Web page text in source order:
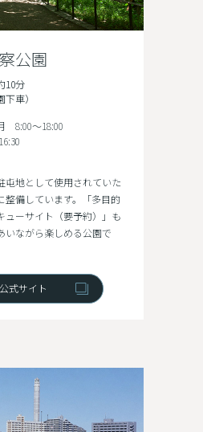
公園
10分
車）
8:00～18:00
屯地として使用されていた
整備しています。「多目的
ューサイト（要予約）」も
いながら楽しめる公園で
公式サイト